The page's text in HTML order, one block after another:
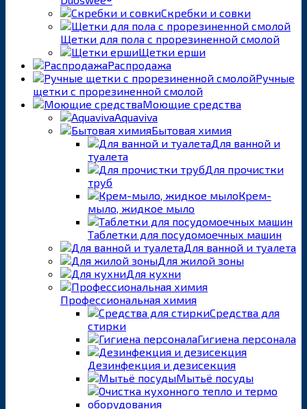
Скребки и совки
Щетки для пола с прорезиненной смолой
Щетки ерши
Распродажа
Ручные
щетки с прорезиненной смолой
Моющие средства
Aquaviva
Бытовая химия
Для ванной и
туалета
Для прочистки
труб
Крем-
мыло, жидкое мыло
Таблетки для посудомоечных машин
Для ванной и туалета
Для жилой зоны
Для кухни
Профессиональная химия
Средства для
стирки
Гигиена персонала
Дезинфекция и дезисекция
Мытьё посуды